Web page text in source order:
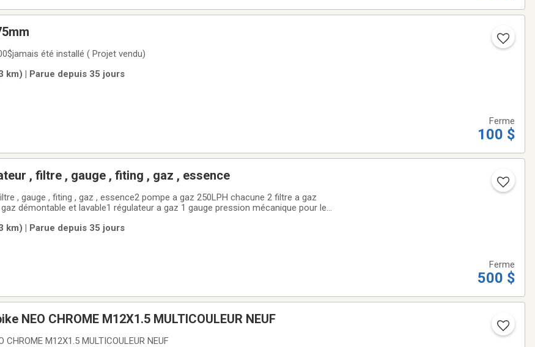
été installé ( Projet vendu)
km) | Parue depuis 35 jours
Ferme
100 $
KIT Pompe , régulateur , filtre , gauge , fiting , gaz , essence
filtre a gaz
démontable et lavable1 régulateur a gaz 1 gauge pression mécanique pour le
(
km) | Parue depuis 35 jours
Ferme
500 $
20 nuts de roue spike NEO CHROME M12X1.5 MULTICOULEUR NEUF
20 nuts de roue spike NEO CHROME M12X1.5 MULTICOULEUR NEUF